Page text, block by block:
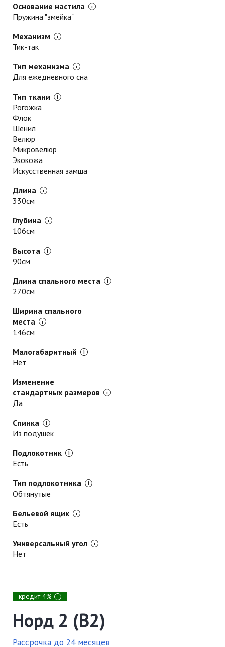
Основание настила
Пружина "змейка"
Механизм
Тик-так
Тип механизма
Для ежедневного сна
Тип ткани
Рогожка
Флок
Шенил
Велюр
Микровелюр
Экокожа
Искусственная замша
Длина
330см
Глубина
106см
Высота
90см
Длина спального места
270см
Ширина спального
места
146см
Малогабаритный
Нет
Изменение
стандартных размеров
Да
Спинка
Из подушек
Подлокотник
Есть
Тип подлокотника
Обтянутые
Бельевой ящик
Есть
Универсальный угол
Нет
кредит 4% i
Норд 2 (В2)
Рассрочка до 24 месяцев